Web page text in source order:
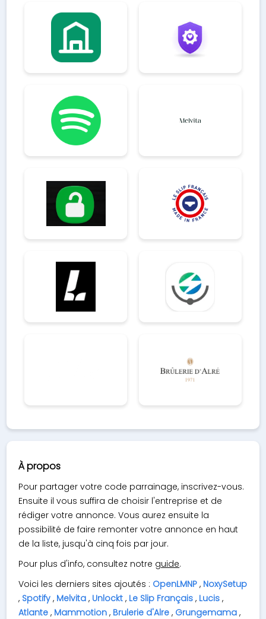
À propos
Pour partager votre code parrainage, inscrivez-vous.
Ensuite il vous suffira de choisir l'entreprise et de
rédiger votre annonce. Vous aurez ensuite la
possibilité de faire remonter votre annonce en haut
de la liste, jusqu'à cinq fois par jour.
Pour plus d'info, consultez notre guide.
Voici les derniers sites ajoutés : OpenLMNP , NoxySetup
, Spotify , Melvita , Unlockt , Le Slip Français , Lucis ,
Atlante , Mammotion , Brulerie d'Alre , Grungemama ,